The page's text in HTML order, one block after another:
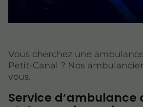
Vous cherchez une
Petit-Canal ? Nos
vous.
Service d’ambulance